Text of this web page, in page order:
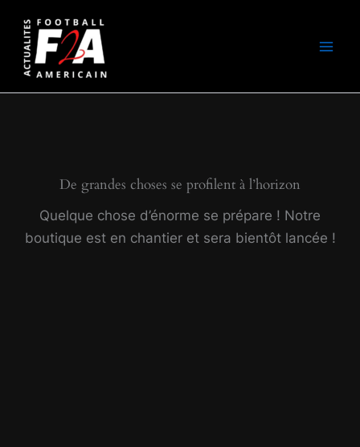
contenu
De grandes choses se profilent à l’horizon
Quelque chose d’énorme se prépare ! Notre
boutique est en chantier et sera bientôt lancée !